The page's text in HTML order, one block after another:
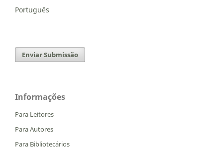
Português
Enviar Submissão
Informações
Para Leitores
Para Autores
Para Bibliotecários